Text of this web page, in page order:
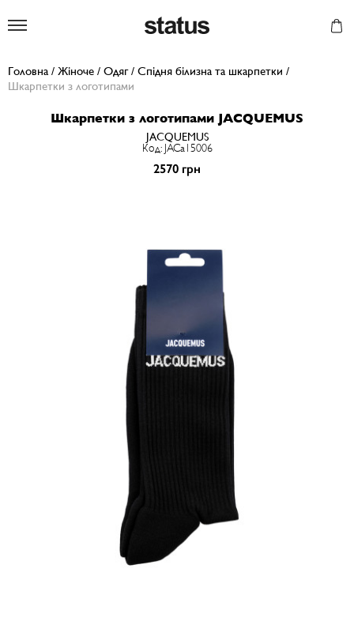
Головна / Жіноче / Одяг/ Спідня білизна та шкарпетки /
Шкарпетки з логотипами
Шкарпетки з логотипами JACQUEMUS
JACQUEMUS
Код: JACa15006
2570 грн